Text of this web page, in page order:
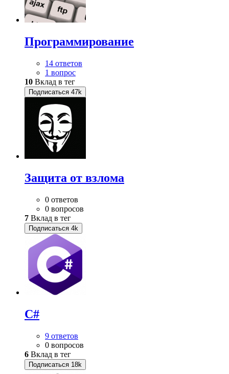
Программирование
14 ответов
1 вопрос
10 Вклад в тег
Подписаться 47k
Защита от взлома
0 ответов
0 вопросов
7 Вклад в тег
Подписаться 4k
C#
9 ответов
0 вопросов
6 Вклад в тег
Подписаться 18k